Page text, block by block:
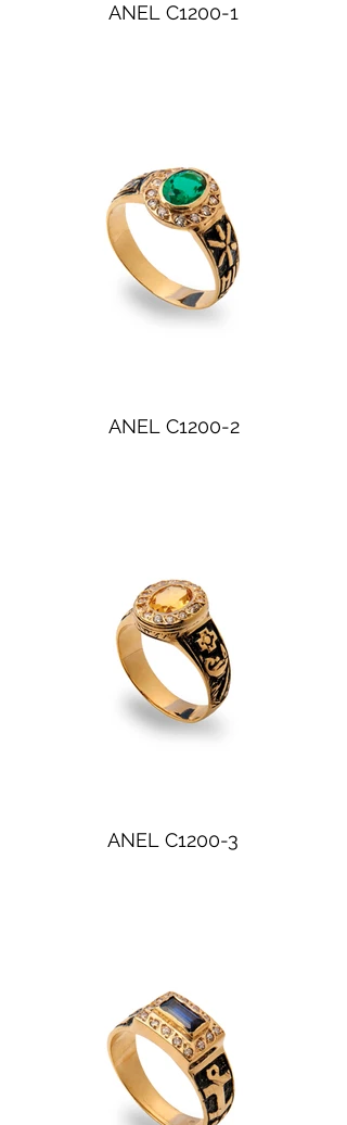
ANEL C1200-1
ANEL C1200-2
ANEL C1200-3